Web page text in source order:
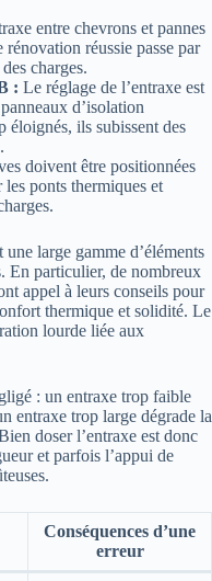
entre chevrons et pannes
réussie passe par
charges.
: Le réglage de l’entraxe est
d’isolation
ils subissent des
doivent être positionnées
ponts thermiques et
large gamme d’éléments
En particulier, de nombreux
appel à leurs conseils pour
thermique et solidité. Le
lourde liée aux
: un entraxe trop faible
entraxe trop large dégrade la
doser l’entraxe est donc
et parfois l’appui de
Conséquences d’une
erreur